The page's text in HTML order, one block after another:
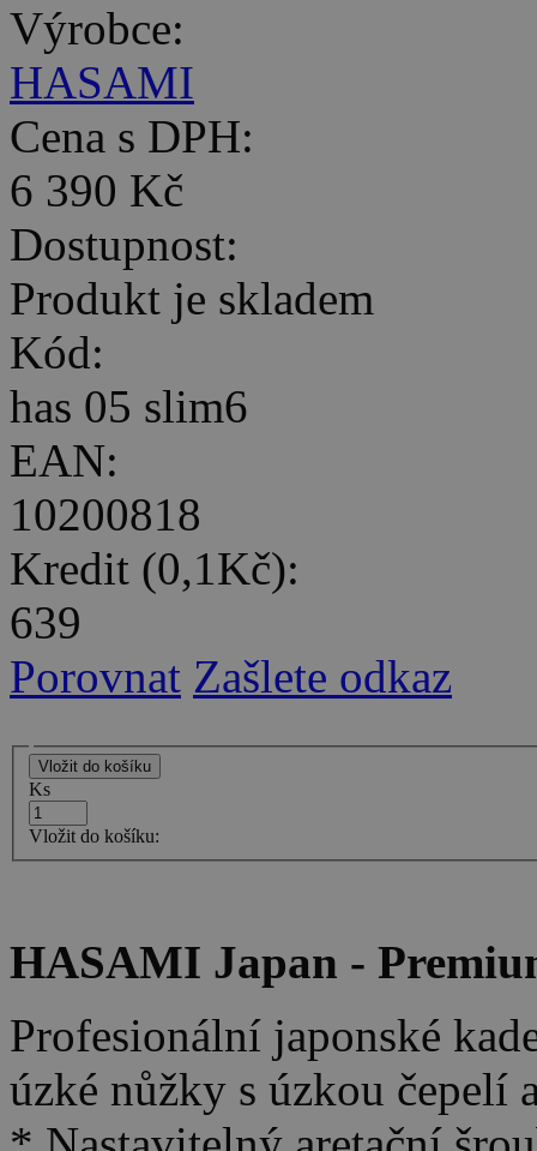
Výrobce:
HASAMI
Cena s DPH:
6 390 Kč
Dostupnost:
Produkt je skladem
Kód:
has 05 slim6
EAN:
10200818
Kredit (0,1Kč):
639
Porovnat Zašlete odkaz
Ks
Vložit do košíku:
HASAMI Japan -
Profesionální japonské
úzké nůžky s úzkou čepelí